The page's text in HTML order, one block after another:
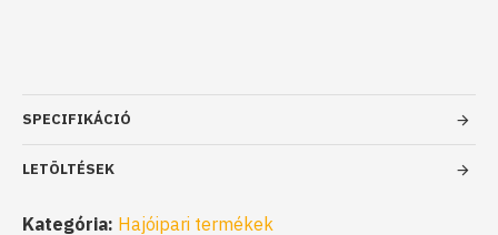
SPECIFIKÁCIÓ
LETÖLTÉSEK
Kategória: Hajóipari termékek